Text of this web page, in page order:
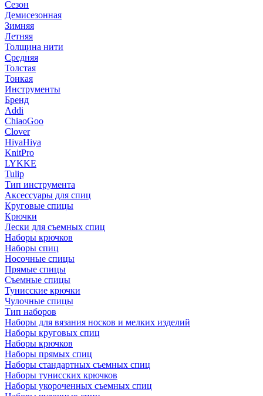
Сезон
Демисезонная
Зимняя
Летняя
Толщина нити
Средняя
Толстая
Тонкая
Инструменты
Бренд
Addi
ChiaoGoo
Clover
HiyaHiya
KnitPro
LYKKE
Tulip
Тип инструмента
Аксессуары для спиц
Круговые спицы
Крючки
Лески для съемных спиц
Наборы крючков
Наборы спиц
Носочные спицы
Прямые спицы
Съемные спицы
Тунисские крючки
Чулочные спицы
Тип наборов
Наборы для вязания носков и мелких изделий
Наборы круговых спиц
Наборы крючков
Наборы прямых спиц
Наборы стандартных съемных спиц
Наборы тунисских крючков
Наборы укороченных съемных спиц